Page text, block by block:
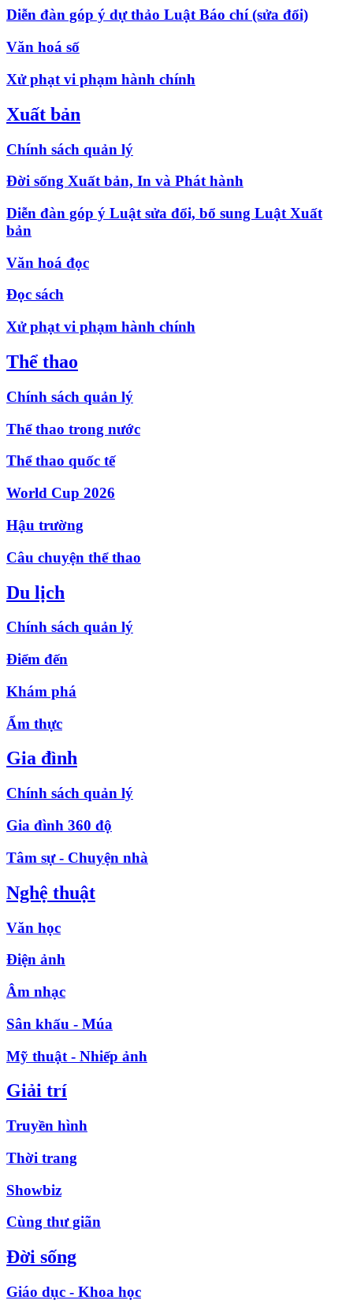
Diễn đàn góp ý dự thảo Luật Báo chí (sửa đổi)
Văn hoá số
Xử phạt vi phạm hành chính
Xuất bản
Chính sách quản lý
Đời sống Xuất bản, In và Phát hành
Diễn đàn góp ý Luật sửa đổi, bổ sung Luật Xuất
bản
Văn hoá đọc
Đọc sách
Xử phạt vi phạm hành chính
Thể thao
Chính sách quản lý
Thể thao trong nước
Thể thao quốc tế
World Cup 2026
Hậu trường
Câu chuyện thể thao
Du lịch
Chính sách quản lý
Điểm đến
Khám phá
Ẩm thực
Gia đình
Chính sách quản lý
Gia đình 360 độ
Tâm sự - Chuyện nhà
Nghệ thuật
Văn học
Điện ảnh
Âm nhạc
Sân khấu - Múa
Mỹ thuật - Nhiếp ảnh
Giải trí
Truyền hình
Thời trang
Showbiz
Cùng thư giãn
Đời sống
Giáo dục - Khoa học